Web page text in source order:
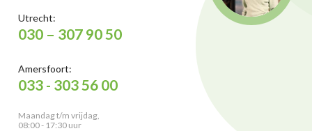
Utrecht:
030 – 307 90 50
Amersfoort:
033 - 303 56 00
Maandag t/m vrijdag,
08:00 - 17:30 uur